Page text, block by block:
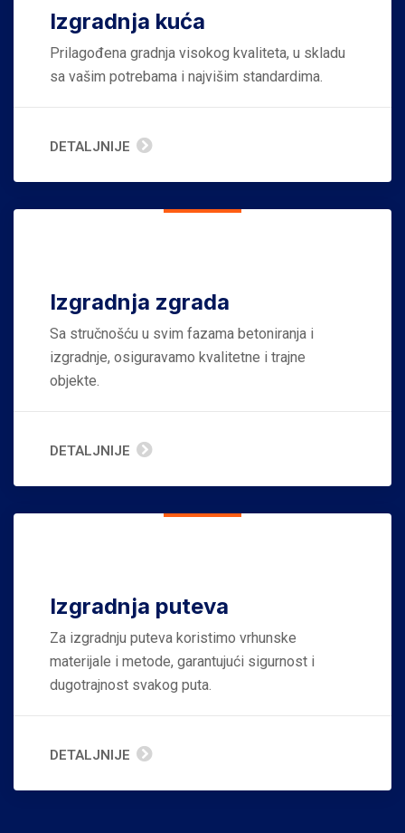
Izgradnja kuća
Prilagođena gradnja visokog kvaliteta, u skladu
sa vašim potrebama i najvišim standardima.
DETALJNIJE
Izgradnja zgrada
Sa stručnošću u svim fazama betoniranja i
izgradnje, osiguravamo kvalitetne i trajne
objekte.
DETALJNIJE
Izgradnja puteva
Za izgradnju puteva koristimo vrhunske
materijale i metode, garantujući sigurnost i
dugotrajnost svakog puta.
DETALJNIJE